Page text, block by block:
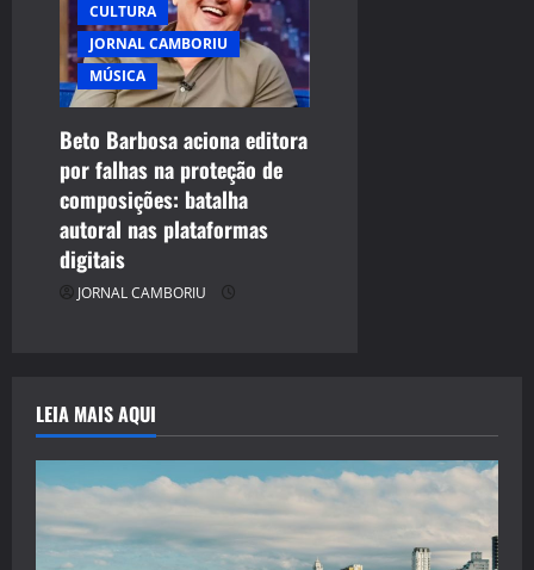
CULTURA
JORNAL CAMBORIU
MÚSICA
Beto Barbosa aciona editora
por falhas na proteção de
composições: batalha
autoral nas plataformas
digitais
JORNAL CAMBORIU
LEIA MAIS AQUI